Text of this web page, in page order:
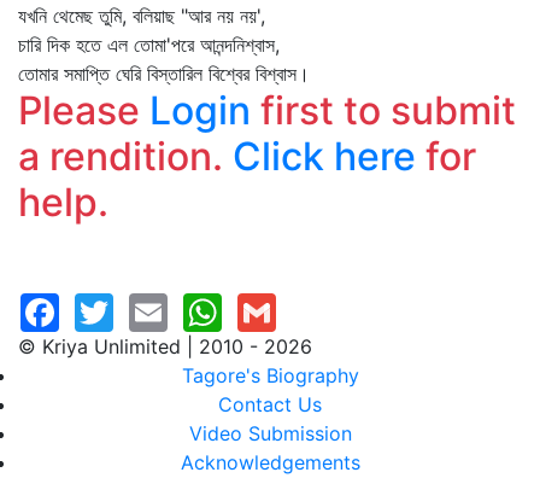
যখনি থেমেছ তুমি, বলিয়াছ "আর নয় নয়',
চারি দিক হতে এল তোমা'পরে আনন্দনিশ্বাস,
তোমার সমাপ্তি ঘেরি বিস্তারিল বিশ্বের বিশ্বাস।
Please Login first to submit
a rendition. Click here for
help.
© Kriya Unlimited | 2010 - 2026
Tagore's Biography
Contact Us
Video Submission
Acknowledgements